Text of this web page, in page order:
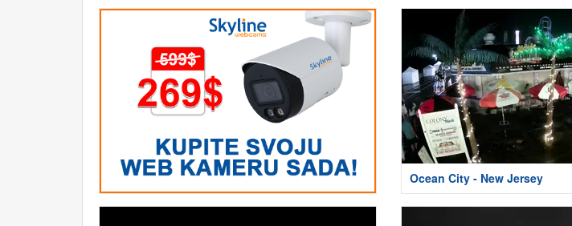
Ocean City - New Jersey